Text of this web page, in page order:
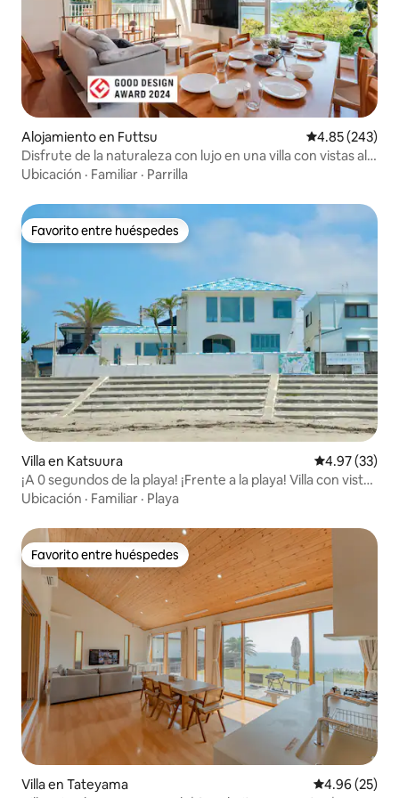
Alojamiento en Futtsu Calificación
4.85 (243)
Disfrute de la naturaleza con lujo en una villa con vistas al
mar galardonada con el Premio Good Design | A
acceso a la playa
Ubicación · Familiar · Parrilla
Favorito entre huéspedes
Favorito entre huéspedes
Villa en Katsuura Calificación
4.97 (33)
¡A 0 segundos de la playa! ¡Frente a la playa! Villa con vistas
a la playa, piscina y sauna
Ubicación · Familiar · Playa
Favorito entre huéspedes
Favorito entre huéspedes
Villa en Tateyama Calificación
4.96 (25)